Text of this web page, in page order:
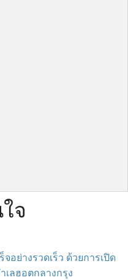
จ
อย่างรวดเร็ว ด้วยการเปิด
ลฮอตกลางกรุง